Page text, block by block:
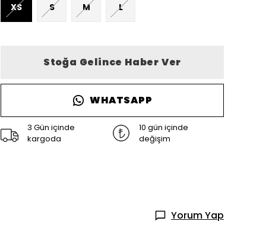
XS S M L
Stoğa Gelince Haber Ver
WHATSAPP
3 Gün içinde
kargoda
10 gün içinde
değişim
Yorum Yap